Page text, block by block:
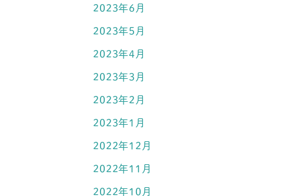
2023年6月
2023年5月
2023年4月
2023年3月
2023年2月
2023年1月
2022年12月
2022年11月
2022年10月